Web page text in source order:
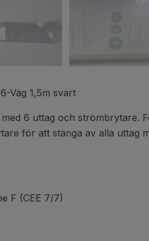
Väg 1,5m svart
6 uttag och strömbrytare.
för att stänga av alla uttag
F (CEE 7/7)